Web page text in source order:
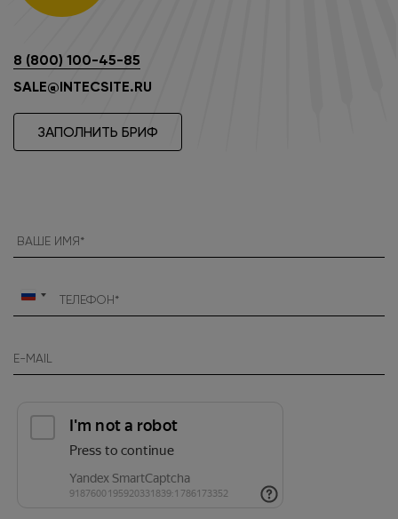
8 (800) 100-45-85
SALE@INTECSITE.RU
ЗАПОЛНИТЬ БРИФ
Россия